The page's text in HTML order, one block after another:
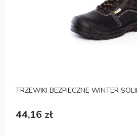
TRZEWIKI BEZPIECZNE WINTER
44,16 zł